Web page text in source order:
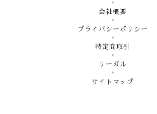
会社概要
プライバシーポリシー
特定商取引
リーガル
サイトマップ